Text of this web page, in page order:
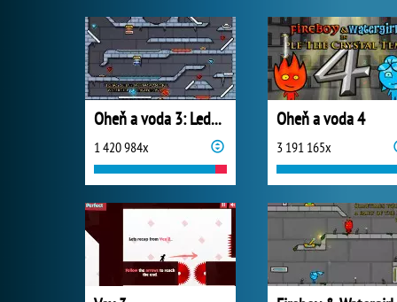
Oheň a voda 3: Ledový chrám
1 420 984x
Oheň a voda 4
3 191 165x